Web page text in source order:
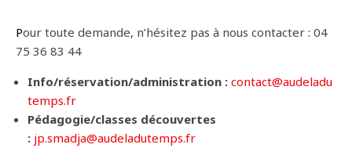
Pour toute demande, n’hésitez pas à nous contacter : 04
75 36 83 44
Info/réservation/administration : contact@audeladu
temps.fr
Pédagogie/classes découvertes
: jp.smadja@audeladutemps.fr